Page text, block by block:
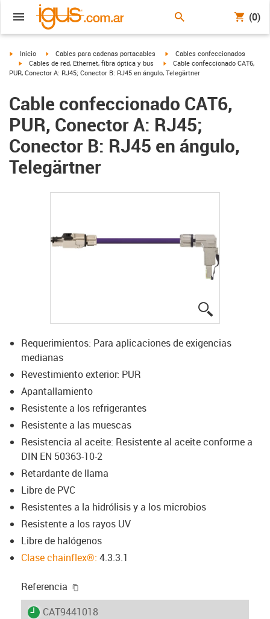
(0)
igus-icon-arrow-right
Inicio igus-icon-arrow-right
Cables para cadenas portacables igus-icon-arrow-right
Cables confeccionados
igus-icon-arrow-right
Cables de red, Ethernet, fibra óptica y bus igus-icon-arrow-right
Cable confeccionado CAT6,
PUR, Conector A: RJ45; Conector B: RJ45 en ángulo, Telegärtner
Cable confeccionado CAT6,
PUR, Conector A: RJ45;
Conector B: RJ45 en ángulo,
Telegärtner
Requerimientos: Para aplicaciones de exigencias
medianas
Revestimiento exterior: PUR
Apantallamiento
Resistente a los refrigerantes
Resistente a las muescas
Resistencia al aceite: Resistente al aceite conforme a
DIN EN 50363-10-2
Retardante de llama
Libre de PVC
Resistentes a la hidrólisis y a los microbios
Resistente a los rayos UV
Libre de halógenos
Clase chainflex®: 4.3.3.1
Referencia
igus-icon-lieferzeit
CAT9441018